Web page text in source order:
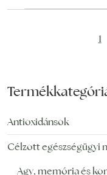
1
Antioxidánsok
Célzott egészségügyi
Agy, memória és